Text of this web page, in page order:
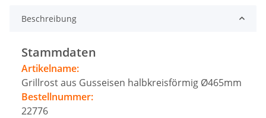
Beschreibung
Stammdaten
Artikelname:
Grillrost aus Gusseisen halbkreisförmig Ø465mm
Bestellnummer:
22776